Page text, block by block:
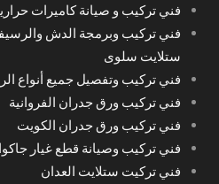
فني تركيب و صيانة كاميرات
فني تركيب وبرمجة الدش
ستلايت سلوى
فني تركيب وتفصيل جميع أنواع
فني تركيب ورق جدران الفروانية
فني تركيب ورق جدران الكويت
فني تركيب وصيانة قطع غيار
فني تركيت ستلايت العدان